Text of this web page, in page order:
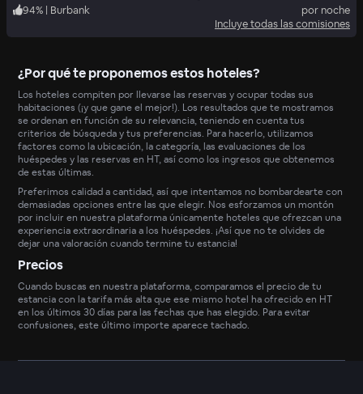
94% | Burbank
por noche
Incluye todas las comisiones
¿Por qué te proponemos estos hoteles?
Los hoteles compiten por llevarse las reservas y ocupar todas sus
habitaciones (¡y que gane el mejor!). Los resultados que te mostramos
se ordenan en función de su relevancia, teniendo en cuenta tus
criterios de búsqueda y tus preferencias. Para hacerlo, utilizamos
factores como la ubicación, la categoría, las evaluaciones de los
huéspedes y las reservas en HT, así como los ingresos que obtenemos
de estas últimas.
Preferimos calidad a cantidad, así que intentamos no bombardearte con
demasiadas opciones entre las que elegir. Nos esforzamos un montón
por incluir en nuestra plataforma únicamente hoteles que ofrezcan una
experiencia extraordinaria a los huéspedes. ¡Así que no te olvides de
dejar una valoración cuando termine tu estancia!
Precios
Cuando buscas en nuestra plataforma, comparamos el precio de tu
estancia con la tarifa más alta que ese mismo hotel ha ofrecido en HT
en los últimos 30 días para las fechas que has elegido. Para evitar
confusiones, este último importe aparece tachado.